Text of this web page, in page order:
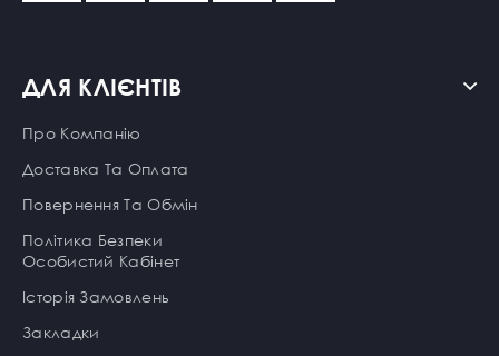
ДЛЯ КЛІЄНТІВ
Про Компанію
Доставка Та Оплата
Повернення Та Обмін
Політика Безпеки
Особистий Кабінет
Історія Замовлень
Закладки